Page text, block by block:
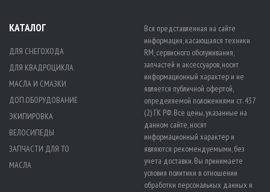
КАТАЛОГ
ДЛЯ СНЕГОХОДА
ДЛЯ КВАДРОЦИКЛА
МАСЛА И СМАЗКИ
ДОП.ОБОРУДОВАНИЕ
ЭКИПИРОВКА
ВЕЛОСИПЕДЫ
ЗАПЧАСТИ ДЛЯ ТО
МАСЛА
Вся представленная на сайте
информация, касающаяся техники
RM, сервисного обслуживания,
запчастей и аксессуаров, носит
информационный характер и не
является публичной офертой,
определяемой положениями ст. 437
(2) ГК РФ. Все цены, указанные на
данном сайте, носят
информационный характер и
являются рекомендуемыми, без
учета доставки. Вы принимаете
условия политики в отношении
обработки персональных данных и